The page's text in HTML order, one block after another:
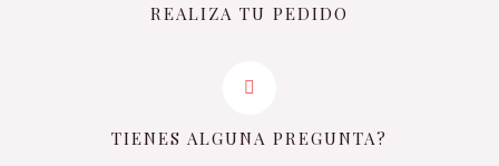
REALIZA TU PEDIDO
TIENES ALGUNA PREGUNTA?